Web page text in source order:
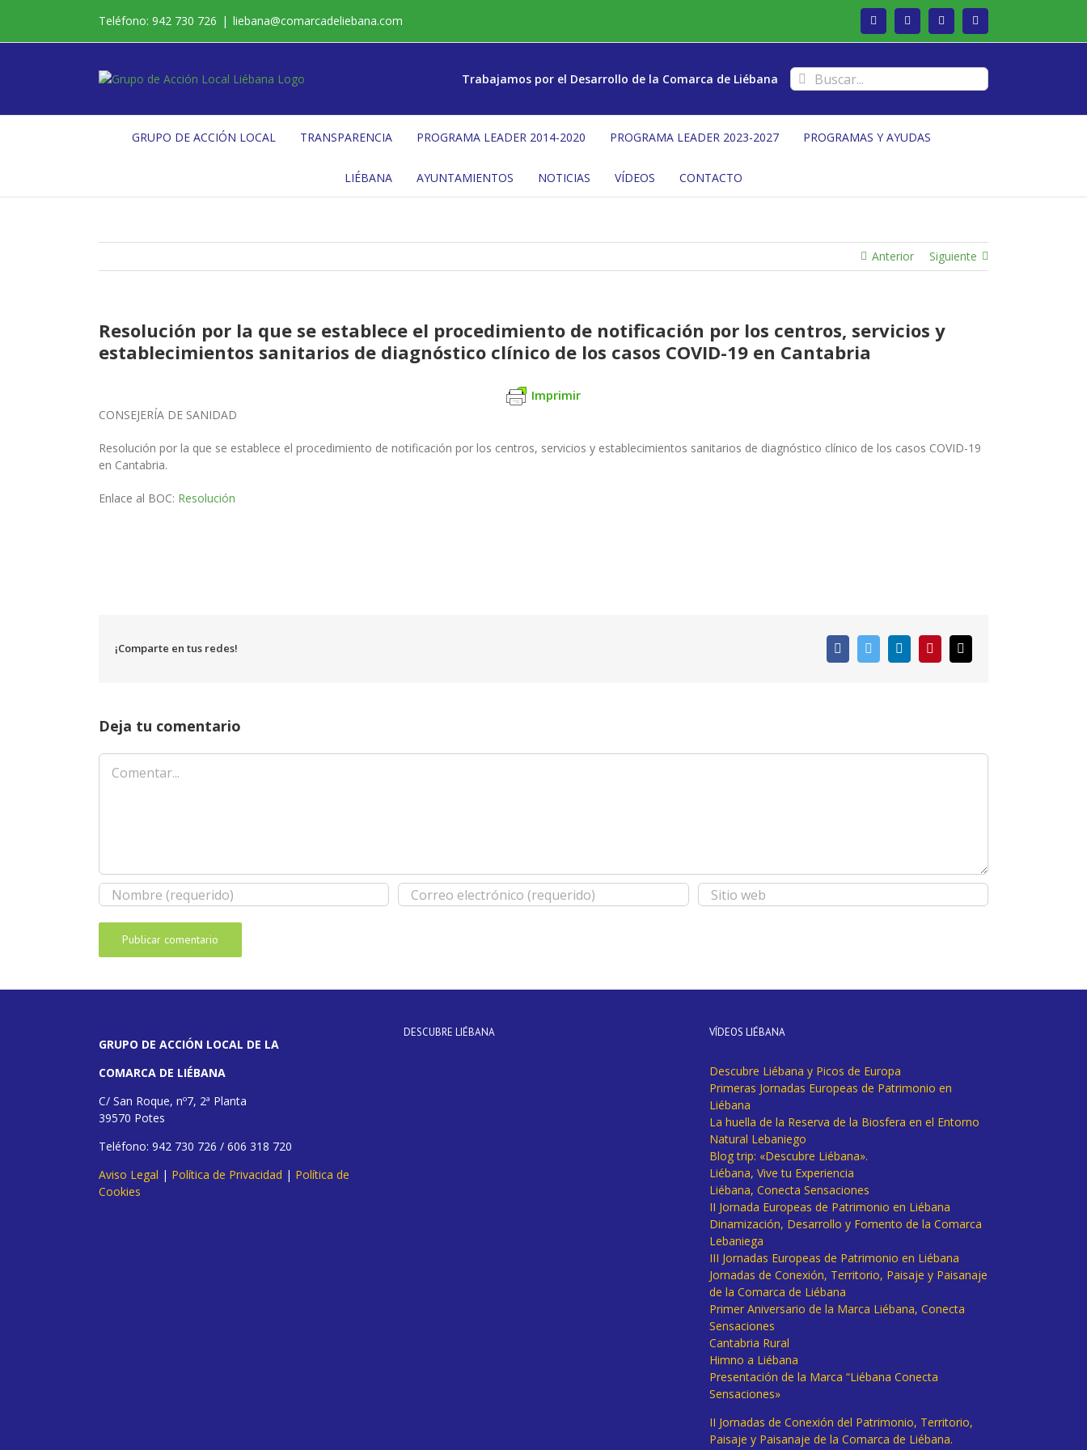
contenido
Teléfono: 942 730 726 | liebana@comarcadeliebana.com Facebook Twitter Instagram
Trabajamos por el Desarrollo de la Comarca de Liébana Buscar:
GRUPO DE ACCIÓN LOCAL TRANSPARENCIA PROGRAMA LEADER 2014-2020 PROGRAMA LEADER 2023-2027 PROGRAMAS Y AYUDAS
LIÉBANA AYUNTAMIENTOS NOTICIAS VÍDEOS CONTACTO
Anterior Siguiente
Resolución por la que se establece el procedimiento de notificación por los centros, servicios y
establecimientos sanitarios de diagnóstico clínico de los casos COVID-19 en Cantabria
Imprimir
CONSEJERÍA DE SANIDAD
Resolución por la que se establece el procedimiento de notificación por los centros, servicios y establecimientos sanitarios de diagnóstico clínico de los casos COVID-19
en Cantabria.
Enlace al BOC: Resolución
¡Comparte en tus redes! FacebookTwitter LinkedInPinterest
electrónico
Deja tu comentario
Comentar
GRUPO DE ACCIÓN LOCAL DE LA
COMARCA DE LIÉBANA
C/ San Roque, nº7, 2ª Planta
39570 Potes
Teléfono: 942 730 726 / 606 318 720
Aviso Legal | Política de Privacidad | Política de
Cookies
DESCUBRE LIÉBANA VÍDEOS LIÉBANA
Descubre Liébana y Picos de Europa
Primeras Jornadas Europeas de Patrimonio en
Liébana
La huella de la Reserva de la Biosfera en el Entorno
Natural Lebaniego
Blog trip: «Descubre Liébana».
Liébana, Vive tu Experiencia
Liébana, Conecta Sensaciones
II Jornada Europeas de Patrimonio en Liébana
Dinamización, Desarrollo y Fomento de la Comarca
Lebaniega
III Jornadas Europeas de Patrimonio en Liébana
Jornadas de Conexión, Territorio, Paisaje y Paisanaje
de la Comarca de Liébana
Primer Aniversario de la Marca Liébana, Conecta
Sensaciones
Cantabria Rural
Himno a Liébana
Presentación de la Marca “Liébana Conecta
Sensaciones»
II Jornadas de Conexión del Patrimonio, Territorio,
Paisaje y Paisanaje de la Comarca de Liébana.